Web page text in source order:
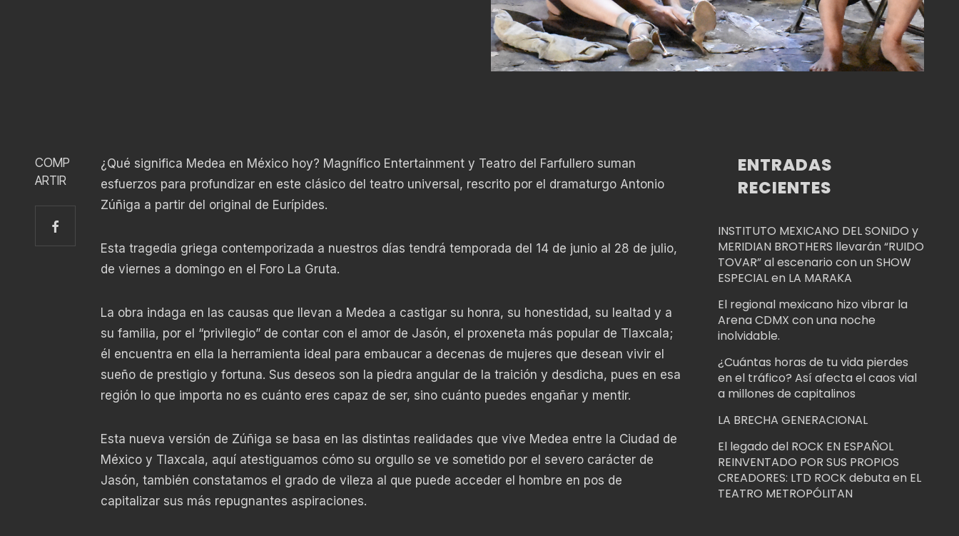
COMP
ARTIR
¿Qué significa Medea en México hoy? Magnífico Entertainment y Teatro del Farfullero suman
esfuerzos para profundizar en este clásico del teatro universal, rescrito por el dramaturgo Antonio
Zúñiga a partir del original de Eurípides.
Esta tragedia griega contemporizada a nuestros días tendrá temporada del 14 de junio al 28 de julio,
de viernes a domingo en el Foro La Gruta.
La obra indaga en las causas que llevan a Medea a castigar su honra, su honestidad, su lealtad y a
su familia, por el “privilegio” de contar con el amor de Jasón, el proxeneta más popular de Tlaxcala;
él encuentra en ella la herramienta ideal para embaucar a decenas de mujeres que desean vivir el
sueño de prestigio y fortuna. Sus deseos son la piedra angular de la traición y desdicha, pues en esa
región lo que importa no es cuánto eres capaz de ser, sino cuánto puedes engañar y mentir.
Esta nueva versión de Zúñiga se basa en las distintas realidades que vive Medea entre la Ciudad de
México y Tlaxcala, aquí atestiguamos cómo su orgullo se ve sometido por el severo carácter de
Jasón, también constatamos el grado de vileza al que puede acceder el hombre en pos de
capitalizar sus más repugnantes aspiraciones.
ENTRADAS
RECIENTES
INSTITUTO MEXICANO DEL SONIDO y
MERIDIAN BROTHERS llevarán “RUIDO
TOVAR” al escenario con un SHOW
ESPECIAL en LA MARAKA
El regional mexicano hizo vibrar la
Arena CDMX con una noche
inolvidable.
¿Cuántas horas de tu vida pierdes
en el tráfico? Así afecta el caos vial
a millones de capitalinos
LA BRECHA GENERACIONAL
El legado del ROCK EN ESPAÑOL
REINVENTADO POR SUS PROPIOS
CREADORES: LTD ROCK debuta en EL
TEATRO METROPÓLITAN